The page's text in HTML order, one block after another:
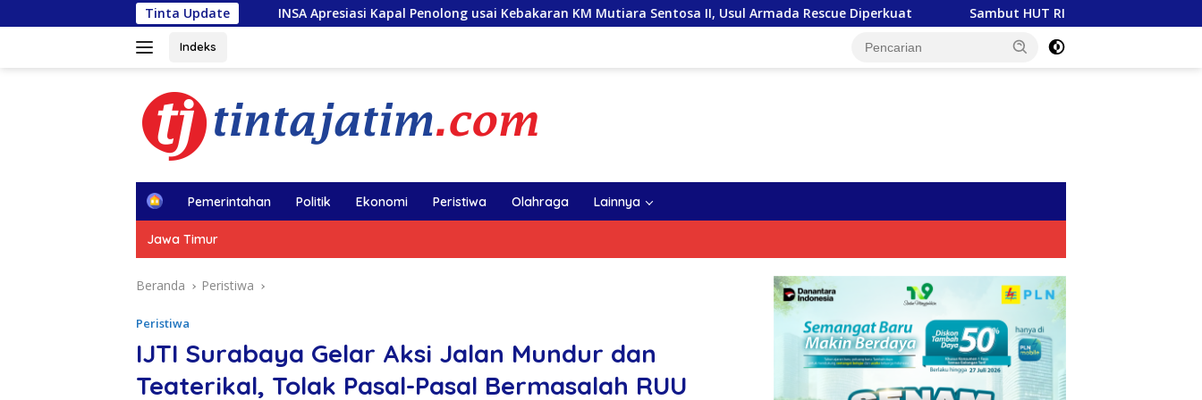
ke
Tinta Update
INSA Apresiasi Kapal Penolong usai Kebakaran KM Mutiara Sentosa II, Usul Armada Rescue Diperkuat Sambut HUT RI ke-81, PLN Tebar Energi Kebaikan dari
Indeks
H
e
Pemerintahan Politik Ekonomi Peristiwa Olahraga Lainnya
Jawa Timur
Beranda Peristiwa
Peristiwa
IJTI Surabaya Gelar Aksi Jalan Mundur dan
Teaterikal, Tolak Pasal-Pasal Bermasalah RUU